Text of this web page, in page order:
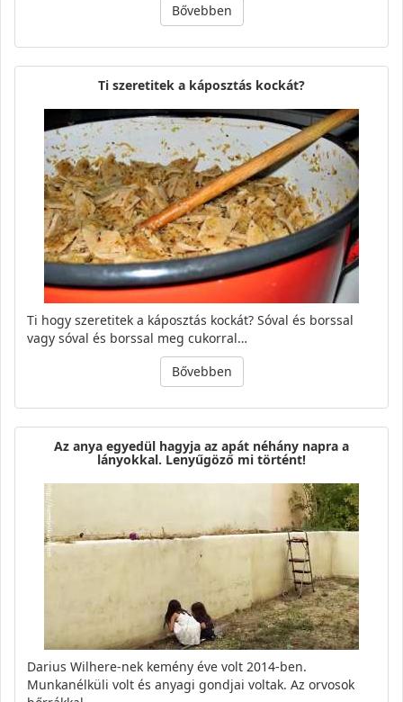
Bővebben
Ti szeretitek a káposztás kockát?
Ti hogy szeretitek a káposztás kockát? Sóval és borssal
vagy sóval és borssal meg cukorral…
Bővebben
Az anya egyedül hagyja az apát néhány napra a
lányokkal. Lenyűgöző mi történt!
Darius Wilhere-nek kemény éve volt 2014-ben.
Munkanélküli volt és anyagi gondjai voltak. Az orvosok